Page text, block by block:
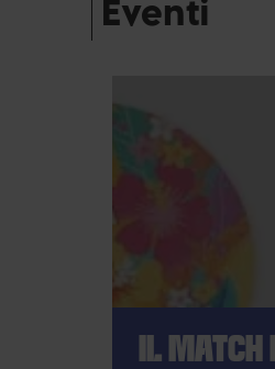
Eventi
IL MATCH